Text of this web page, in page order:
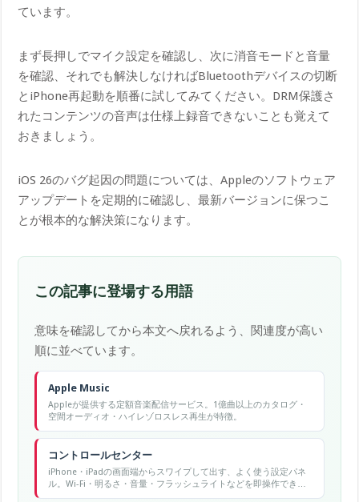
ています。
まず長押しでマイク設定を確認し、次に消音モードと音量
を確認、それでも解決しなければBluetoothデバイスの切断
とiPhone再起動を順番に試してみてください。DRM保護さ
れたコンテンツの音声は仕様上録音できないことも覚えて
おきましょう。
iOS 26のバグ起因の問題については、Appleのソフトウェア
アップデートを定期的に確認し、最新バージョンに保つこ
とが根本的な解決策になります。
この記事に登場する用語
意味を確認してから本文へ戻れるよう、関連度が高い
順に並べています。
Apple Music
Appleが提供する定額音楽配信サービス。1億曲以上のカタログ・
空間オーディオ・ハイレゾロスレス再生が特徴。
コントロールセンター
iPhone・iPadの画面端からスワイプして出す、よく使う設定パネ
ル。Wi-Fi・明るさ・音量・フラッシュライトなどを即操作でき
る。